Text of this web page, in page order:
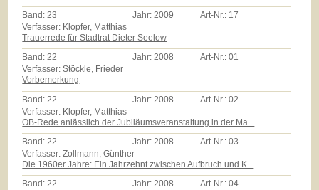
Band: 23 Jahr: 2009 Art-Nr.: 17
Verfasser: Klopfer, Matthias
Trauerrede für Stadtrat Dieter Seelow
Band:22 Jahr:2008 Art-Nr.:01
Verfasser: Stöckle, Frieder
Vorbemerkung
Band: 22 Jahr: 2008 Art-Nr.:02
Verfasser: Klopfer, Matthias
OB-Rede anlässlich der Jubiläumsveranstaltung in der Ma...
Band:22 Jahr:2008 Art-Nr.:03
Verfasser: Zollmann, Günther
Die 1960er Jahre: Ein Jahrzehnt zwischen Aufbruch und K...
Band:22 Jahr:2008 Art-Nr.:04